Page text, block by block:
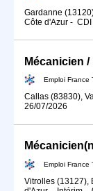
Gardanne
Côte d'Azur - CDI
Mécanicien
Emploi France
Callas (83830),
26/07/2026
Emploi France
Vitrolles (13127),